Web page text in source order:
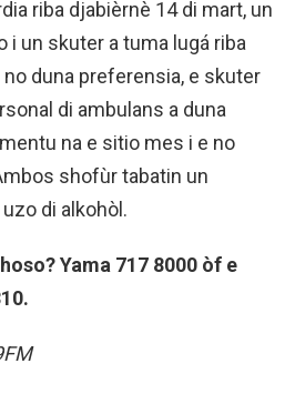
riba djabièrnè 14 di mart, un
i un skuter a tuma lugá riba
no duna preferensia, e skuter
di ambulans a duna
na e sitio mes i e no
shofùr tabatin un
di alkohòl.
Yama 717 8000 òf e